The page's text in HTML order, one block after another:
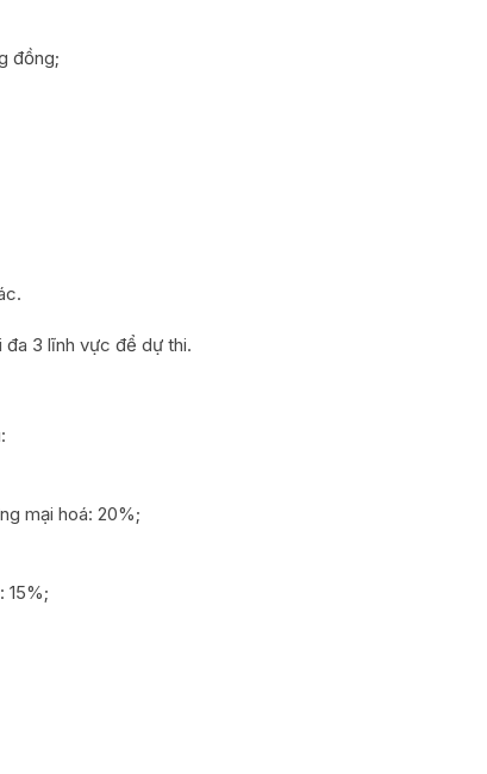
đồng;
3 lĩnh vực để dự thi.
mại hoá: 20%;
15%;